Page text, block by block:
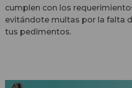
cumplen con los
evitándote multas por la falta
tus pedimentos.